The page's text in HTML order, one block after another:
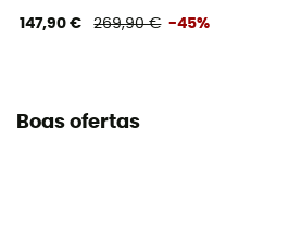
147,90 € 269,90 € -45%
Boas ofertas